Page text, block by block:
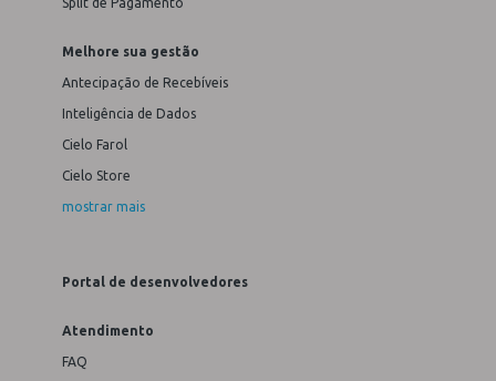
Melhore sua gestão
Antecipação de Recebíveis
Inteligência de Dados
Cielo Farol
Cielo Store
mostrar mais
Portal de desenvolvedores
Atendimento
FAQ